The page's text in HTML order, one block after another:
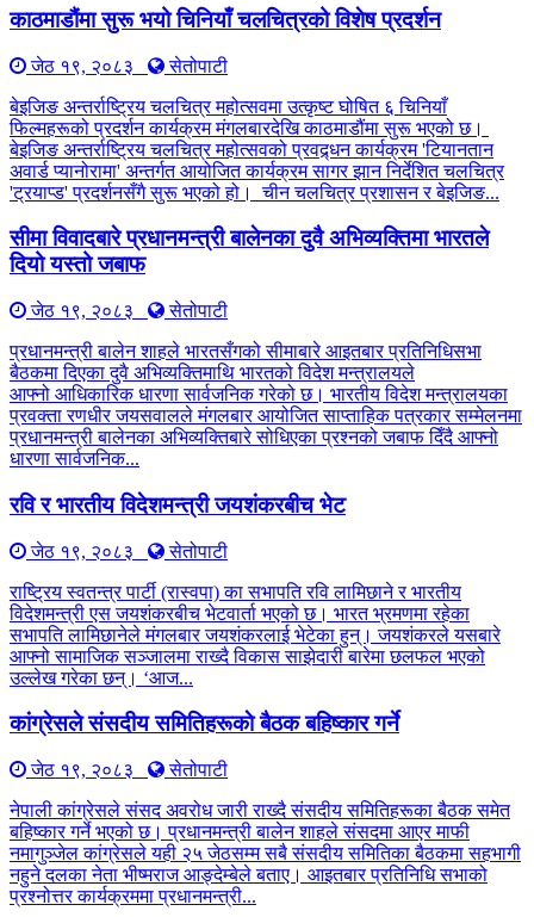
काठमाडौंमा सुरू भयो चिनियाँ चलचित्रको विशेष प्रदर्शन
जेठ १९, २०८३
सेतोपाटी
बेइजिङ अन्तर्राष्ट्रिय चलचित्र महोत्सवमा उत्कृष्ट घोषित ६ चिनियाँ
फिल्महरूको प्रदर्शन कार्यक्रम मंगलबारदेखि काठमाडौंमा सुरू भएको छ।
बेइजिङ अन्तर्राष्ट्रिय चलचित्र महोत्सवको प्रवद्र्धन कार्यक्रम 'टियानतान
अवार्ड प्यानोरामा' अन्तर्गत आयोजित कार्यक्रम सागर झान निर्देशित चलचित्र
'ट्रयाप्ड' प्रदर्शनसँगै सुरू भएको हो। चीन चलचित्र प्रशासन र बेइजिङ...
सीमा विवादबारे प्रधानमन्त्री बालेनका दुवै अभिव्यक्तिमा भारतले
दियो यस्तो जबाफ
जेठ १९, २०८३
सेतोपाटी
प्रधानमन्त्री बालेन शाहले भारतसँगको सीमाबारे आइतबार प्रतिनिधिसभा
बैठकमा दिएका दुवै अभिव्यक्तिमाथि भारतको विदेश मन्त्रालयले
आफ्नो आधिकारिक धारणा सार्वजनिक गरेको छ। भारतीय विदेश मन्त्रालयका
प्रवक्ता रणधीर जयसवालले मंगलबार आयोजित साप्ताहिक पत्रकार सम्मेलनमा
प्रधानमन्त्री बालेनका अभिव्यक्तिबारे सोधिएका प्रश्नको जबाफ दिँदै आफ्नो
धारणा सार्वजनिक...
रवि र भारतीय विदेशमन्त्री जयशंकरबीच भेट
जेठ १९, २०८३
सेतोपाटी
राष्ट्रिय स्वतन्त्र पार्टी (रास्वपा) का सभापति रवि लामिछाने र भारतीय
विदेशमन्त्री एस जयशंकरबीच भेटवार्ता भएको छ। भारत भ्रमणमा रहेका
सभापति लामिछानेले मंगलबार जयशंकरलाई भेटेका हुन्। जयशंकरले यसबारे
आफ्नो सामाजिक सञ्जालमा राख्दै विकास साझेदारी बारेमा छलफल भएको
उल्लेख गरेका छन्। ‘आज...
कांग्रेसले संसदीय समितिहरूकाे बैठक बहिष्कार गर्ने
जेठ १९, २०८३
सेतोपाटी
नेपाली कांग्रेसले संसद अवरोध जारी राख्दै संसदीय समितिहरूका बैठक समेत
बहिष्कार गर्ने भएको छ। प्रधानमन्त्री बालेन शाहले संसदमा आएर माफी
नमागुञ्जेल कांग्रेसले यही २५ जेठसम्म सबै संसदीय समितिका बैठकमा सहभागी
नहुने दलका नेता भीष्मराज आङ्देम्बेले बताए। आइतबार प्रतिनिधि सभाको
प्रश्नोत्तर कार्यक्रममा प्रधानमन्त्री...